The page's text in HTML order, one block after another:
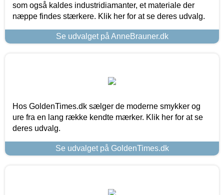
som også kaldes industridiamanter, et materiale der
næppe findes stærkere. Klik her for at se deres udvalg.
Se udvalget på AnneBrauner.dk
Hos GoldenTimes.dk sælger de moderne smykker og
ure fra en lang række kendte mærker. Klik her for at se
deres udvalg.
Se udvalget på GoldenTimes.dk